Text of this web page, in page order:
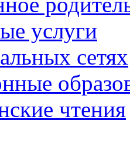
услуги
сетях
чтения